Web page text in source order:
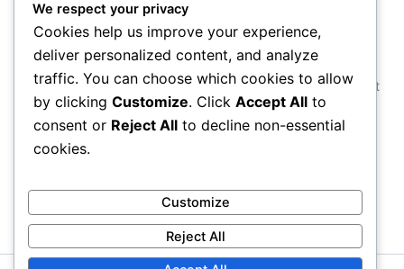
nouvelle, du romantisme à l’écologie politique. Ses mots,
écrits il y a plus de deux siècles et demi, résonnent encore
aujourd’hui comme un appel urgent à retrouver
l’authenticité, à bâtir des institutions véritablement justes et
à reconnaître la profonde dignité qui est au cœur de
chaque être humain.
PRÉCÉDENT SUIVANT
We respect your privacy
Cookies help us improve your experience,
deliver personalized content, and analyze
traffic. You can choose which cookies to allow
by clicking Customize. Click Accept All to
consent or Reject All to decline non-essential
cookies.
Customize
Reject All